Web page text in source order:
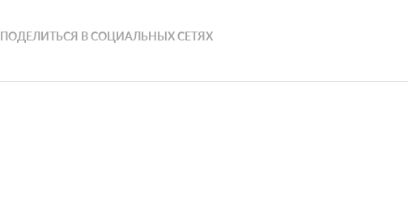
ПОДЕЛИТЬСЯ В СОЦИАЛЬНЫХ СЕТЯХ